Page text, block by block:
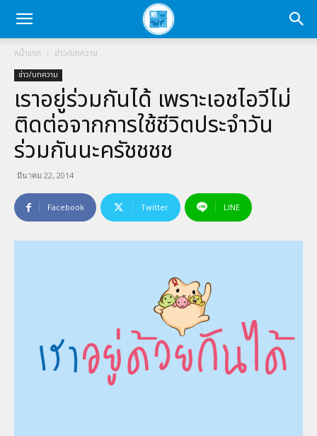
หน้าแรก ข่าว/บทความ
ข่าว/บทความ
เราอยู่ร่วมกันได้ เพราะเอชไอวีไม่
ติดต่อจากการใช้ชีวิตประจำวัน
ร่วมกันนะครัชชชช
มีนาคม 22, 2014
Facebook Twitter LINE